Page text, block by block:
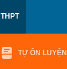
THPT
TỰ ÔN LUYỆN